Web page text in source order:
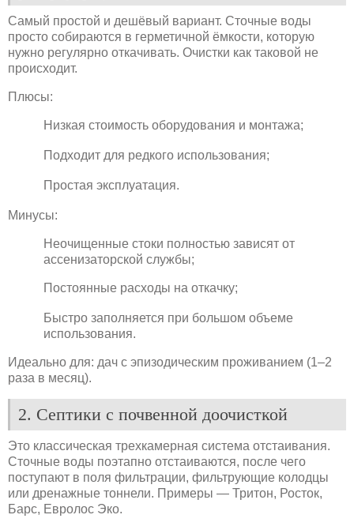
Самый простой и дешёвый вариант. Сточные воды
просто собираются в герметичной ёмкости, которую
нужно регулярно откачивать. Очистки как таковой не
происходит.
Плюсы:
Низкая стоимость оборудования и монтажа;
Подходит для редкого использования;
Простая эксплуатация.
Минусы:
Неочищенные стоки полностью зависят от
ассенизаторской службы;
Постоянные расходы на откачку;
Быстро заполняется при большом объеме
использования.
Идеально для: дач с эпизодическим проживанием (1–2
раза в месяц).
2. Септики с почвенной доочисткой
Это классическая трехкамерная система отстаивания.
Сточные воды поэтапно отстаиваются, после чего
поступают в поля фильтрации, фильтрующие колодцы
или дренажные тоннели. Примеры — Тритон, Росток,
Барс, Евролос Эко.